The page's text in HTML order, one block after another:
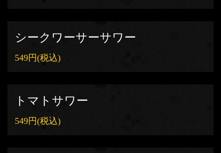
シークワーサーサワー
549円(税込)
トマトサワー
549円(税込)